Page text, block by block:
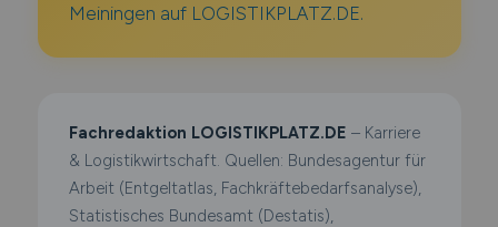
Meiningen auf LOGISTIKPLATZ.DE.
Fachredaktion LOGISTIKPLATZ.DE – Karriere
& Logistikwirtschaft. Quellen: Bundesagentur für
Arbeit (Entgeltatlas, Fachkräftebedarfsanalyse),
Statistisches Bundesamt (Destatis),